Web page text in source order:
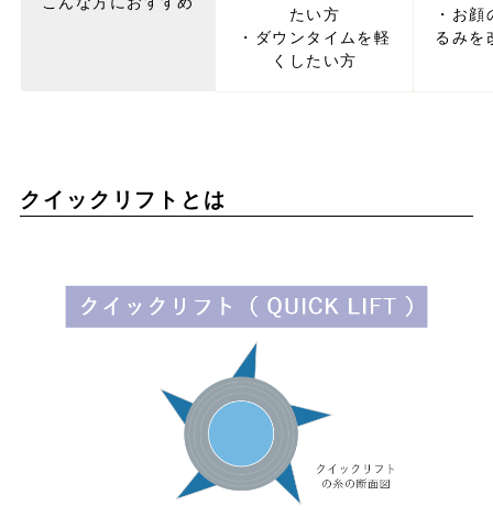
たい方
・ダウンタイムを軽
くしたい方
・お
るみを
クイックリフトとは